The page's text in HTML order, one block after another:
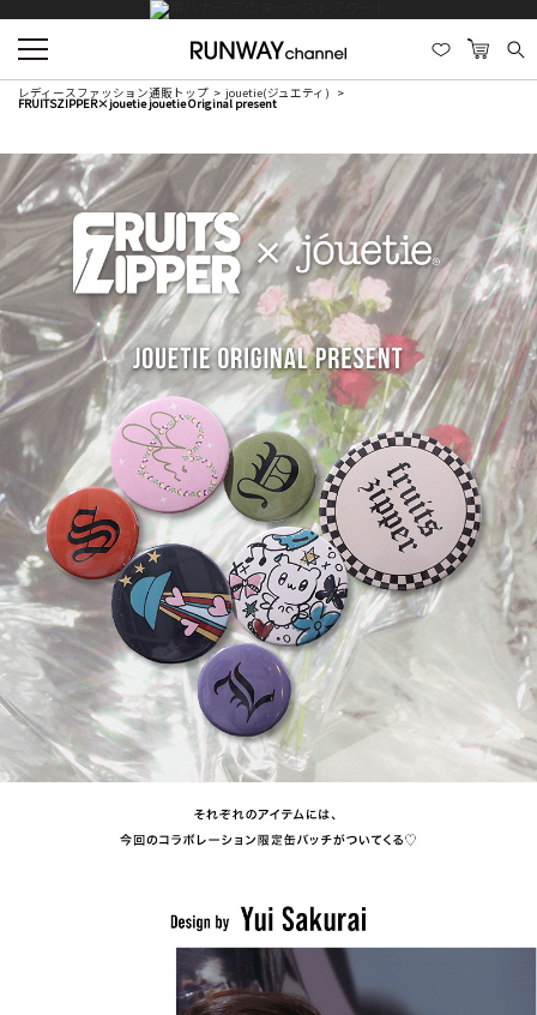
レディースファッション通販トップ jouetie(ジュエティ)
FRUITSZIPPER×jouetie jouetie Original present